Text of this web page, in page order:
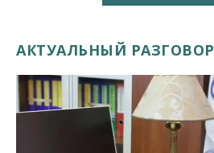
АКТУАЛЬНЫЙ РАЗГОВОР